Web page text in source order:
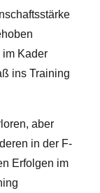
Kader
ins Training
aber
in der F-
Erfolgen im